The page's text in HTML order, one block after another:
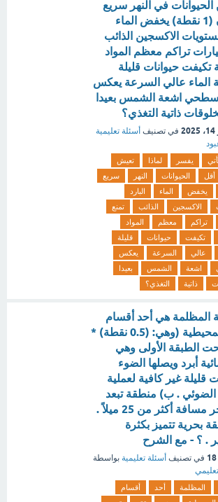
في النهر سريع
الجريان (1 نقطة) يخفض الماء
مستويات الاكسجين الذائب
تراكم معظم المواد
تكيفت حيوانات قليلة
الماء عالي السرعة يعكس
اشعة الشمس بعيدا
ذاتية التغذي؟
في تصنيف أسئلة تعليمية
يفسر لماذا
تعيش
أقل الحيوانات النهر
سريع
يخفض الماء
البارد
الاكسجين الذائب
تمنع
تراكم معظم
المواد
تكيفت حيوانات
قليلة
عالي السرعة
يعكس
اشعة الشمس
بعيدا
ذاتية التغذي؟
المظلمة هي أحد أقسام
البيئة المحيطية (وهي: (0.5 نقطة) *
الطبقة الأولى وهي
أبرد ويصلها الضوء
قليلة غير كافية لعملية
الضوئي . ب) منطقة تبعد
في البحر مسافة أكثر من 25 ميلاً .
بحرية تتميز بكثرة
. ؟ - مع الشرح
في تصنيف أسئلة تعليمية بواسطة
المظلمة أحد
أقسام